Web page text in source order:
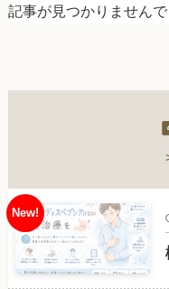
記事が見つかりませんで